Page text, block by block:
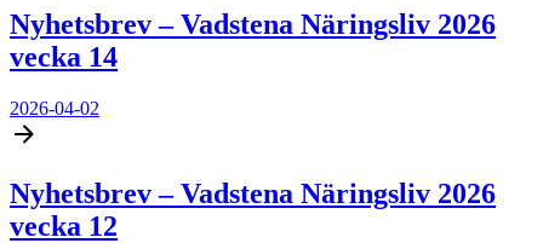
Nyhetsbrev – Vadstena Näringsliv 2026
vecka 14
2026-04-02
Nyhetsbrev – Vadstena Näringsliv 2026
vecka 12